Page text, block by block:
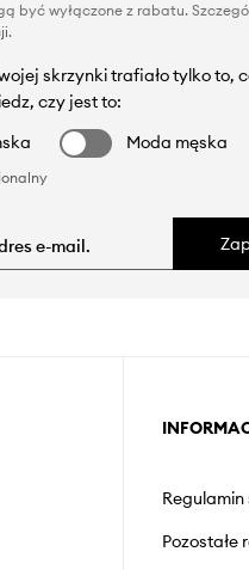
być wyłączone z rabatu.
.
skrzynki trafiało tylko to,
czy jest to:
Moda męska
Regulamin
Pozostałe